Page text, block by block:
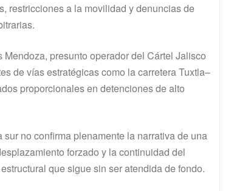
restricciones a la movilidad y denuncias de
presunto operador del Cártel Jalisco
de vías estratégicas como la carretera Tuxtla–
proporcionales en detenciones de alto
no confirma plenamente la narrativa de una
forzado y la continuidad del
que sigue sin ser atendida de fondo.